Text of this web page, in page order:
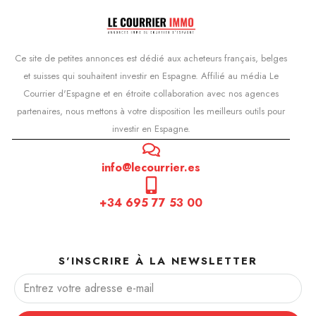
Ce site de petites annonces est dédié aux acheteurs français, belges
et suisses qui souhaitent investir en Espagne. Affilié au média Le
Courrier d'Espagne et en étroite collaboration avec nos agences
partenaires, nous mettons à votre disposition les meilleurs outils pour
investir en Espagne.
info@lecourrier.es
+34 695 77 53 00
S'INSCRIRE À LA NEWSLETTER